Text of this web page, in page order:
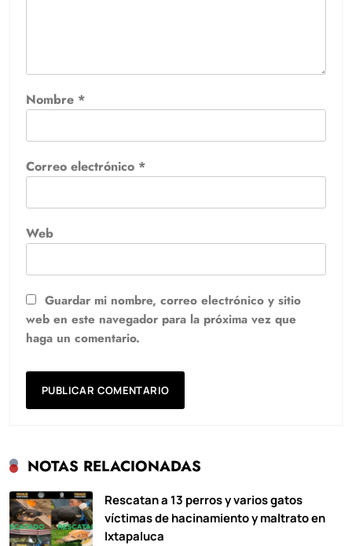
Nombre *
Correo electrónico *
Web
Guardar mi nombre, correo electrónico y sitio
web en este navegador para la próxima vez que
haga un comentario.
NOTAS RELACIONADAS
Rescatan a 13 perros y varios gatos
víctimas de hacinamiento y maltrato en
Ixtapaluca